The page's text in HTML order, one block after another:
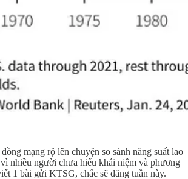
mạng rộ lên chuyện so sánh năng suất lao
nhiều người chưa hiểu khái niệm và phương
1 bài gửi KTSG, chắc sẽ đăng tuần này.